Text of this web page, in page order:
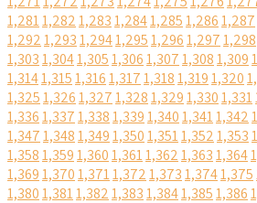
1,2811,2821,2831,2841,2851,2861,287
1,2921,2931,2941,2951,2961,2971,298
1,3031,3041,3051,3061,3071,3081,309
1,3141,3151,3161,3171,3181,3191,320
1,3251,3261,3271,3281,3291,3301,331
1,3361,3371,3381,3391,3401,3411,342
1,3471,3481,3491,3501,3511,3521,353
1,3581,3591,3601,3611,3621,3631,364
1,3691,3701,3711,3721,3731,3741,375
1,3801,3811,3821,3831,3841,3851,386